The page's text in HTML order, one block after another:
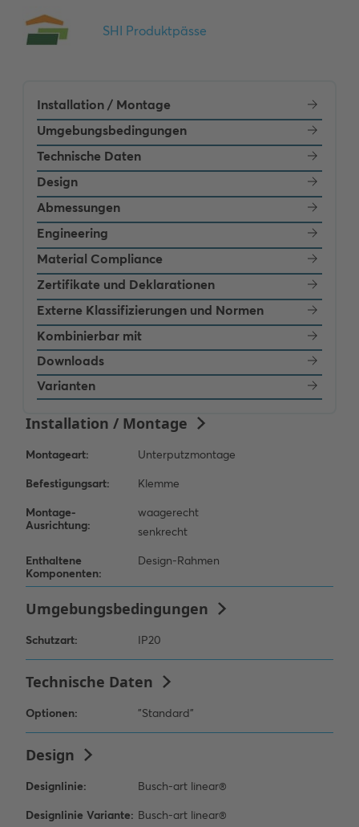
Installation / Montage
Umgebungsbedingungen
Technische Daten
Design
Abmessungen
Engineering
Material Compliance
Zertifikate und Deklarationen
Externe Klassifizierungen und Normen
Kombinierbar mit
Downloads
Varianten